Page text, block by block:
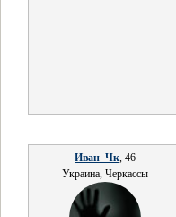
Иван_Чк, 46
Украина, Черкассы